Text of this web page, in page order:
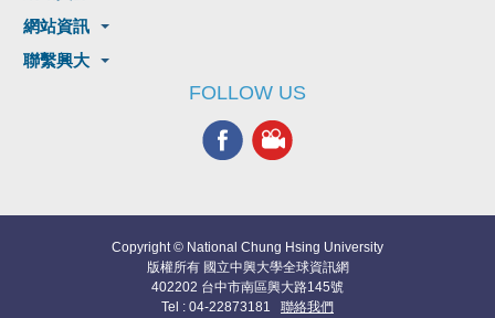
網站資訊
聯繫興大
FOLLOW US
Copyright © National Chung Hsing University
版權所有 國立中興大學全球資訊網
402202 台中市南區興大路145號
Tel : 04-22873181 聯絡我們